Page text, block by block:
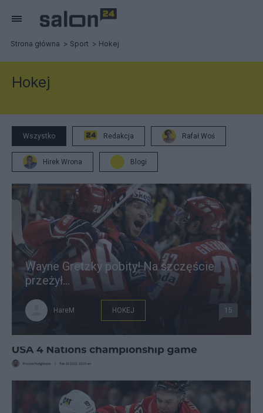
Strona główna Sport Hokej
Hokej
Wszystko Redakcja Rafał Woś
Hirek Wrona Blogi
Wayne Gretzky pobity! Na szczęście
przeżył…
HareM HOKEJ 15